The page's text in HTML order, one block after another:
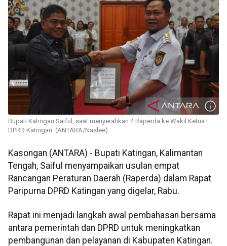
Bupati Katingan Saiful, saat menyerahkan 4 Raperda ke Wakil Ketua I
DPRD Katingan. (ANTARA/Naslee)
Kasongan (ANTARA) - Bupati Katingan, Kalimantan
Tengah, Saiful menyampaikan usulan empat
Rancangan Peraturan Daerah (Raperda) dalam Rapat
Paripurna DPRD Katingan yang digelar, Rabu.
Rapat ini menjadi langkah awal pembahasan bersama
antara pemerintah dan DPRD untuk meningkatkan
pembangunan dan pelayanan di Kabupaten Katingan.